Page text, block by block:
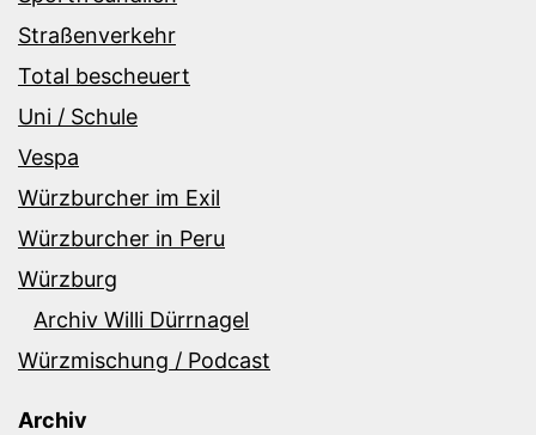
Straßenverkehr
Total bescheuert
Uni / Schule
Vespa
Würzburcher im Exil
Würzburcher in Peru
Würzburg
Archiv Willi Dürrnagel
Würzmischung / Podcast
Archiv